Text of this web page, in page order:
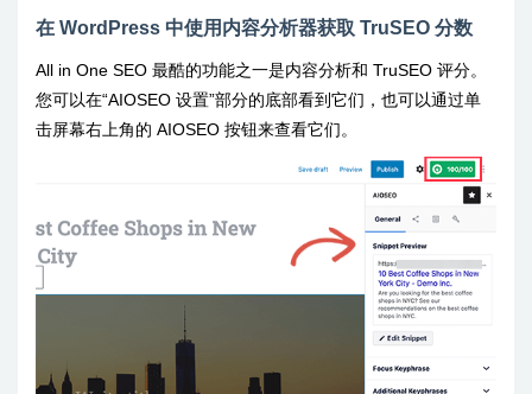
在 WordPress 中使用内容分析器获取 TruSEO 分数
All in One SEO 最酷的功能之一是内容分析和 TruSEO 评分。
您可以在“AIOSEO 设置”部分的底部看到它们，也可以通过单
击屏幕右上角的 AIOSEO 按钮来查看它们。